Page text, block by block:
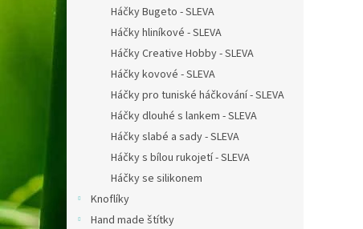
Háčky Bugeto - SLEVA
Háčky hliníkové - SLEVA
Háčky Creative Hobby - SLEVA
Háčky kovové - SLEVA
Háčky pro tuniské háčkování - SLEVA
Háčky dlouhé s lankem - SLEVA
Háčky slabé a sady - SLEVA
Háčky s bílou rukojetí - SLEVA
Háčky se silikonem
Knoflíky
Hand made štítky